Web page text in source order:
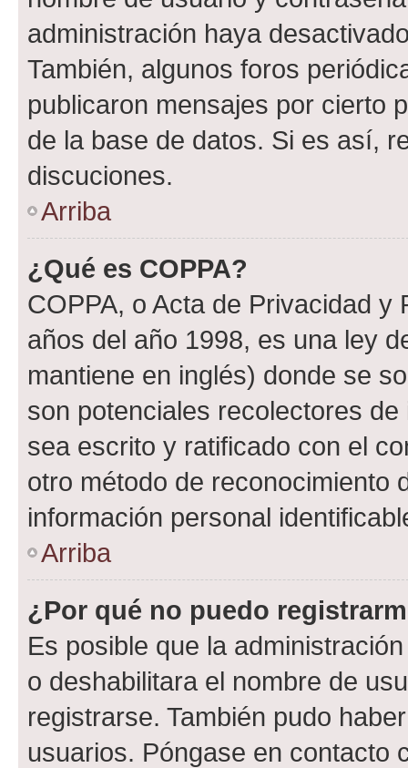
administración haya
También, algunos foros
publicaron mensajes por cierto
de la base de datos. Si es así,
discuciones.
Arriba
¿Qué es COPPA?
COPPA, o Acta de Privacidad
años del año 1998, es una ley
mantiene en inglés) donde se
son potenciales recolectores
sea escrito y ratificado con el
otro método de reconocimiento
información personal
Arriba
¿Por qué no puedo
Es posible que la
o deshabilitara el nombre de
registrarse. También pudo
usuarios. Póngase en contacto